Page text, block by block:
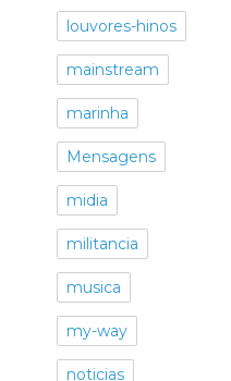
louvores-hinos
mainstream
marinha
Mensagens
midia
militancia
musica
my-way
noticias